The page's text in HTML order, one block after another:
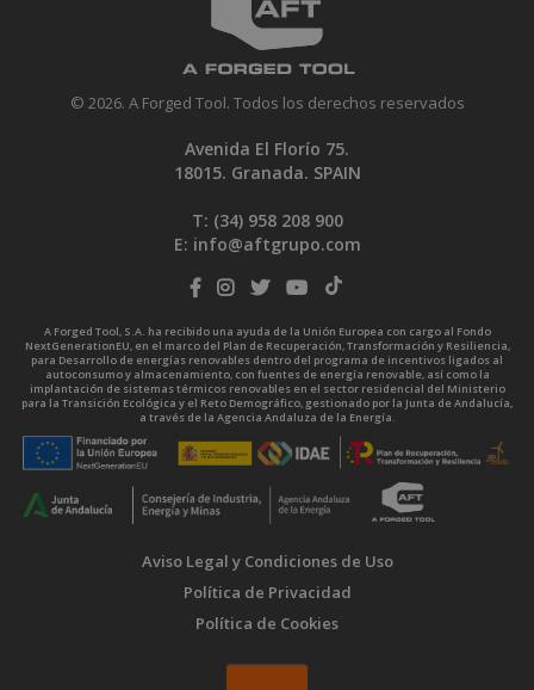
© 2026. A Forged Tool. Todos los derechos reservados
Avenida El Florío 75.
18015. Granada. SPAIN
T: (34) 958 208 900
E: info@aftgrupo.com
A Forged Tool, S.A. ha recibido una ayuda de la Unión Europea con cargo al Fondo
NextGenerationEU, en el marco del Plan de Recuperación, Transformación y Resiliencia,
para Desarrollo de energías renovables dentro del programa de incentivos ligados al
autoconsumo y almacenamiento, con fuentes de energía renovable, así como la
implantación de sistemas térmicos renovables en el sector residencial del Ministerio
para la Transición Ecológica y el Reto Demográfico, gestionado por la Junta de Andalucía,
a través de la Agencia Andaluza de la Energía.
Aviso Legal y Condiciones de Uso
Política de Privacidad
Política de Cookies